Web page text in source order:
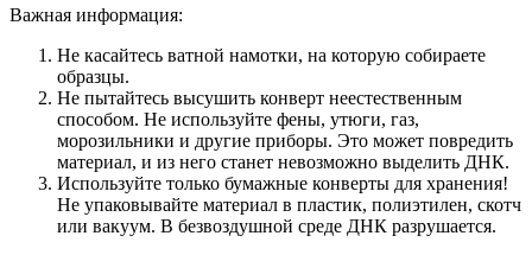
Важная информация:
Не касайтесь ватной намотки, на которую собираете
образцы.
Не пытайтесь высушить конверт неестественным
способом. Не используйте фены, утюги, газ,
морозильники и другие приборы. Это может повредить
материал, и из него станет невозможно выделить ДНК.
Используйте только бумажные конверты для хранения!
Не упаковывайте материал в пластик, полиэтилен, скотч
или вакуум. В безвоздушной среде ДНК разрушается.